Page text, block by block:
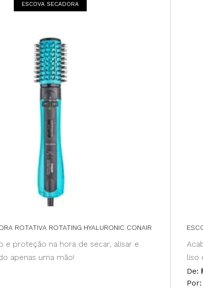
ESCOVA SECADORA
ROTATIVA ROTATING HYALURONIC CONAIR
e proteção na hora de secar, alisar e
apenas uma mão!
liso
De:
Por: